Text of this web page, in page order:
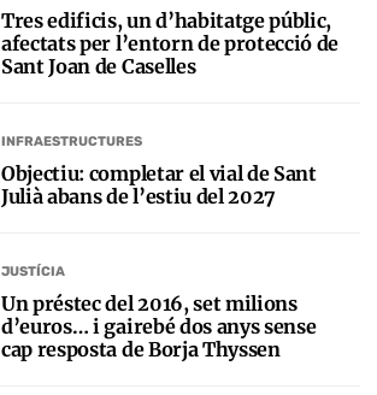
Tres edificis, un d’habitatge públic,
afectats per l’entorn de protecció de
Sant Joan de Caselles
INFRAESTRUCTURES
Objectiu: completar el vial de Sant
Julià abans de l’estiu del 2027
JUSTÍCIA
Un préstec del 2016, set milions
d’euros… i gairebé dos anys sense
cap resposta de Borja Thyssen